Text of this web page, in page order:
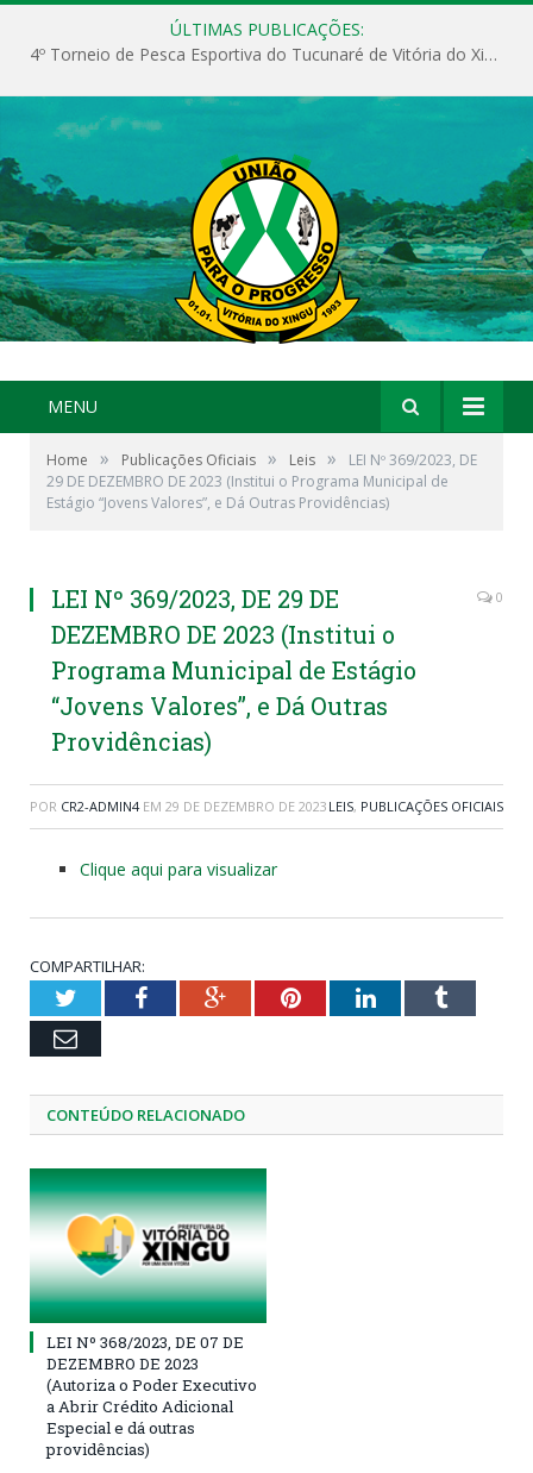
ÚLTIMAS PUBLICAÇÕES:
4º Torneio de Pesca Esportiva do Tucunaré de Vitória do Xingu
MENU
Home » Publicações Oficiais » Leis »
LEI Nº 369/2023, DE
29 DE DEZEMBRO DE 2023 (Institui o Programa Municipal de
Estágio “Jovens Valores”, e Dá Outras Providências)
LEI Nº 369/2023, DE 29 DE
DEZEMBRO DE 2023 (Institui o
Programa Municipal de Estágio
“Jovens Valores”, e Dá Outras
Providências)
0
POR CR2-ADMIN4 EM 29 DE DEZEMBRO DE 2023 LEIS, PUBLICAÇÕES OFICIAIS
Clique aqui para visualizar
COMPARTILHAR:
TwitterFacebookGoogle+PinterestLinkedInTumblr
Email
CONTEÚDO RELACIONADO
LEI Nº 368/2023, DE 07 DE
DEZEMBRO DE 2023
(Autoriza o Poder Executivo
a Abrir Crédito Adicional
Especial e dá outras
providências)